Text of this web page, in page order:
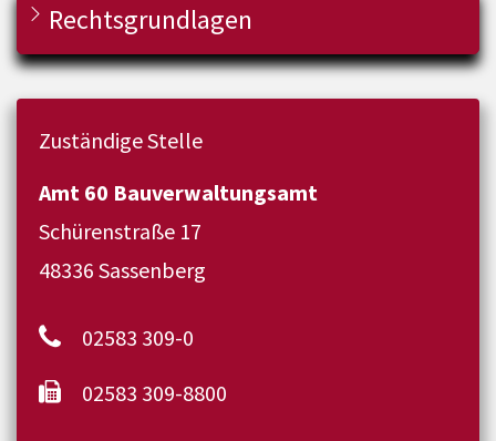
Rechtsgrundlagen
Zuständige Stelle
Amt 60 Bauverwaltungsamt
Schürenstraße 17
48336 Sassenberg
02583 309-0
02583 309-8800